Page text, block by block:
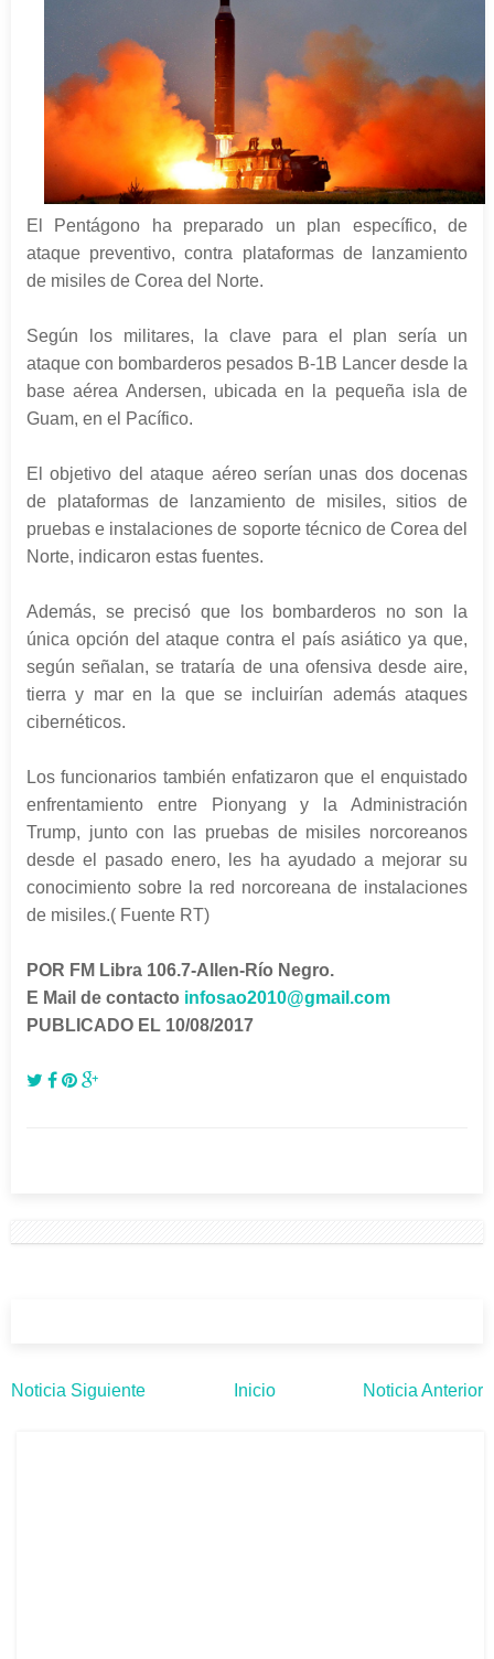
El Pentágono ha preparado un plan específico, de
ataque preventivo, contra plataformas de lanzamiento
de misiles de Corea del Norte.
Según los militares, la clave para el plan sería un
ataque con bombarderos pesados B-1B Lancer desde la
base aérea Andersen, ubicada en la pequeña isla de
Guam, en el Pacífico.
El objetivo del ataque aéreo serían unas dos docenas
de plataformas de lanzamiento de misiles, sitios de
pruebas e instalaciones de soporte técnico de Corea del
Norte, indicaron estas fuentes.
Además, se precisó que los bombarderos no son la
única opción del ataque contra el país asiático ya que,
según señalan, se trataría de una ofensiva desde aire,
tierra y mar en la que se incluirían además ataques
cibernéticos.
Los funcionarios también enfatizaron que el enquistado
enfrentamiento entre Pionyang y la Administración
Trump, junto con las pruebas de misiles norcoreanos
desde el pasado enero, les ha ayudado a mejorar su
conocimiento sobre la red norcoreana de instalaciones
de misiles.( Fuente RT)
POR FM Libra 106.7-Allen-Río Negro.
E Mail de contacto infosao2010@gmail.com
PUBLICADO EL 10/08/2017
Noticia Siguiente Inicio Noticia Anterior